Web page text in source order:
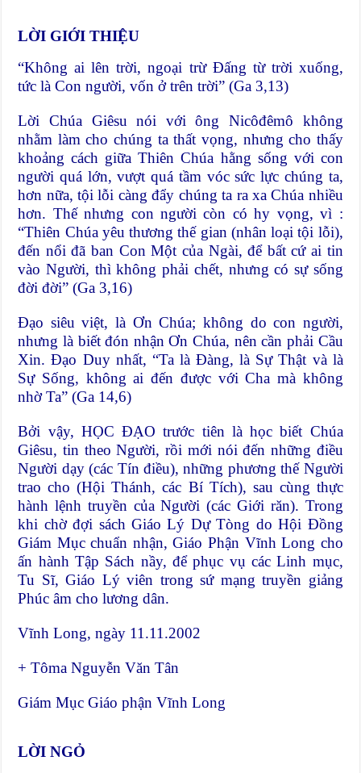
LỜI GIỚI THIỆU
“Không ai lên trời, ngoại trừ Đấng từ trời xuống,
tức là Con người, vốn ở trên trời” (Ga 3,13)
Lời Chúa Giêsu nói với ông Nicôđêmô không
nhằm làm cho chúng ta thất vọng, nhưng cho thấy
khoảng cách giữa Thiên Chúa hằng sống với con
người quá lớn, vượt quá tầm vóc sức lực chúng ta,
hơn nữa, tội lỗi càng đẩy chúng ta ra xa Chúa nhiều
hơn. Thế nhưng con người còn có hy vọng, vì :
“Thiên Chúa yêu thương thế gian (nhân loại tội lỗi),
đến nổi đã ban Con Một của Ngài, để bất cứ ai tin
vào Người, thì không phải chết, nhưng có sự sống
đời đời” (Ga 3,16)
Đạo siêu việt, là Ơn Chúa; không do con người,
nhưng là biết đón nhận Ơn Chúa, nên cần phải Cầu
Xin. Đạo Duy nhất, “Ta là Đàng, là Sự Thật và là
Sự Sống, không ai đến được với Cha mà không
nhờ Ta” (Ga 14,6)
Bởi vậy, HỌC ĐẠO trước tiên là học biết Chúa
Giêsu, tin theo Người, rồi mới nói đến những điều
Người dạy (các Tín điều), những phương thế Người
trao cho (Hội Thánh, các Bí Tích), sau cùng thực
hành lệnh truyền của Người (các Giới răn). Trong
khi chờ đợi sách Giáo Lý Dự Tòng do Hội Đồng
Giám Mục chuẩn nhận, Giáo Phận Vĩnh Long cho
ấn hành Tập Sách nầy, để phục vụ các Linh mục,
Tu Sĩ, Giáo Lý viên trong sứ mạng truyền giảng
Phúc âm cho lương dân.
Vĩnh Long, ngày 11.11.2002
+ Tôma Nguyễn Văn Tân
Giám Mục Giáo phận Vĩnh Long
LỜI NGỎ